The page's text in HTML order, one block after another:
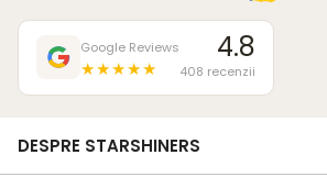
Google Reviews
★★★★★
4.8
408 recenzii
DESPRE STARSHINERS